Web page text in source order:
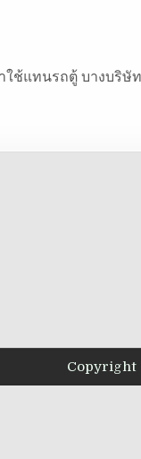
ใช้แทนรถตู้ บางบริ
Copyright